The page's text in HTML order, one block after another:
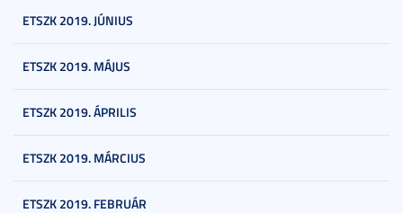
ETSZK 2019. JÚNIUS
ETSZK 2019. MÁJUS
ETSZK 2019. ÁPRILIS
ETSZK 2019. MÁRCIUS
ETSZK 2019. FEBRUÁR